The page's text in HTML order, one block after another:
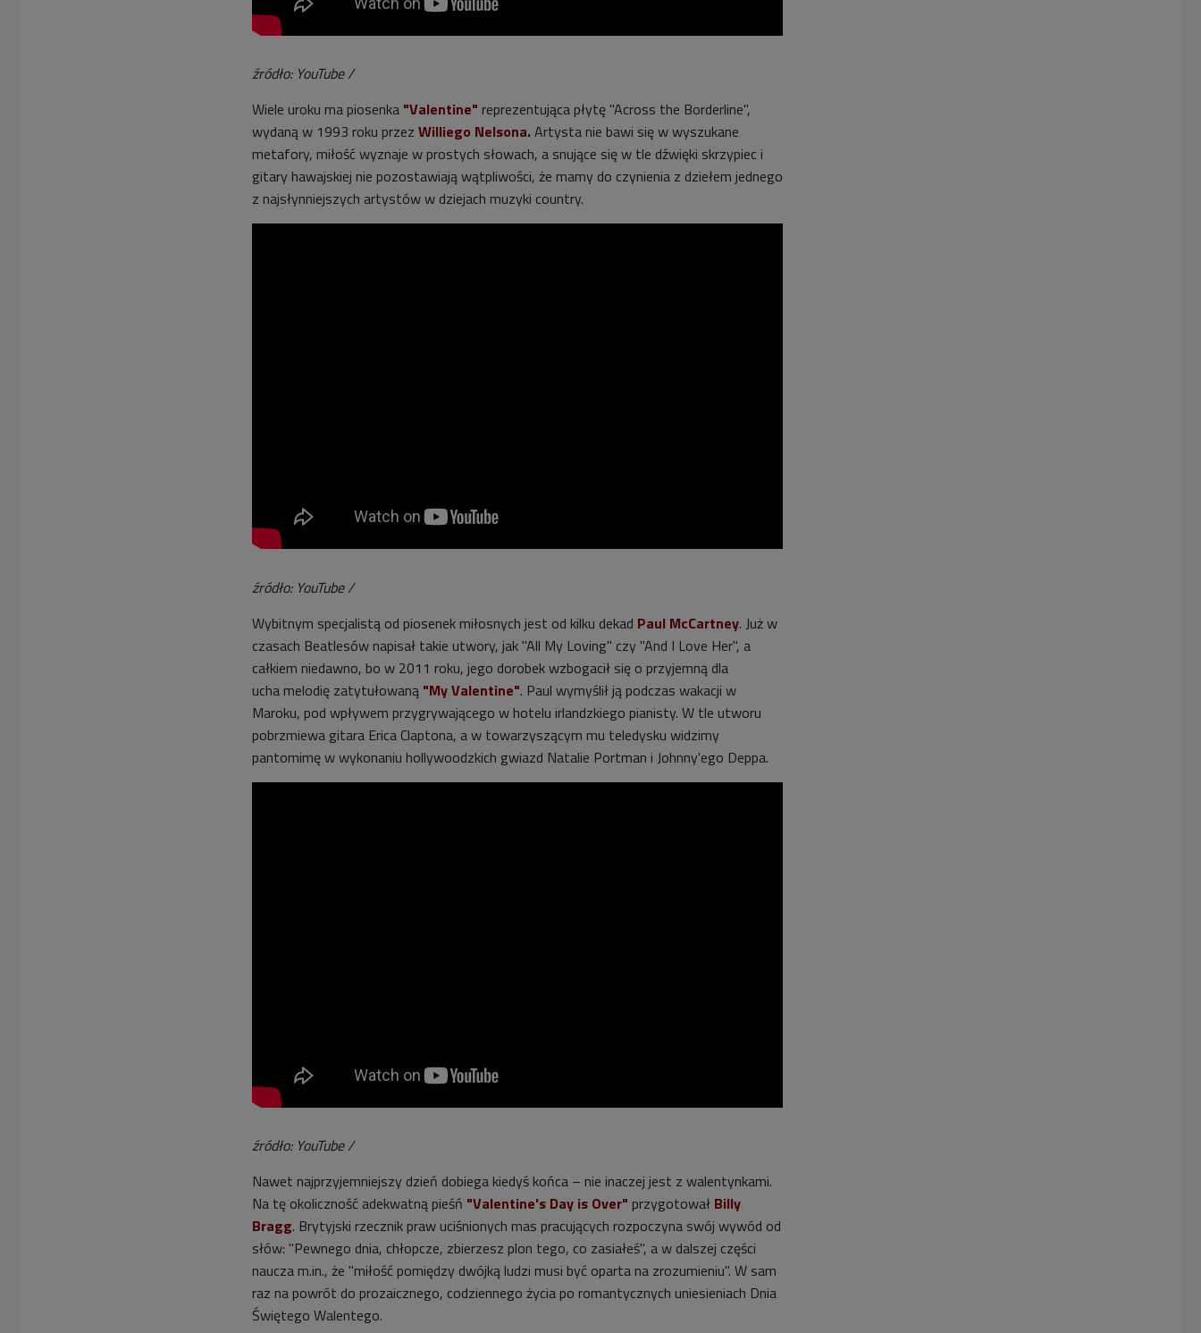
źródło: YouTube /
Wiele uroku ma piosenka "Valentine" reprezentująca płytę "Across the Borderline",
wydaną w 1993 roku przez Williego Nelsona. Artysta nie bawi się w wyszukane
metafory, miłość wyznaje w prostych słowach, a snujące się w tle dźwięki skrzypiec i
gitary hawajskiej nie pozostawiają wątpliwości, że mamy do czynienia z dziełem jednego
z najsłynniejszych artystów w dziejach muzyki country.
źródło: YouTube /
Wybitnym specjalistą od piosenek miłosnych jest od kilku dekad Paul McCartney. Już w
czasach Beatlesów napisał takie utwory, jak "All My Loving" czy "And I Love Her", a
całkiem niedawno, bo w 2011 roku, jego dorobek wzbogacił się o przyjemną dla
ucha melodię zatytułowaną "My Valentine". Paul wymyślił ją podczas wakacji w
Maroku, pod wpływem przygrywającego w hotelu irlandzkiego pianisty. W tle utworu
pobrzmiewa gitara Erica Claptona, a w towarzyszącym mu teledysku widzimy
pantomimę w wykonaniu hollywoodzkich gwiazd Natalie Portman i Johnny'ego Deppa.
źródło: YouTube /
Nawet najprzyjemniejszy dzień dobiega kiedyś końca – nie inaczej jest z walentynkami.
Na tę okoliczność adekwatną pieśń "Valentine's Day is Over" przygotował Billy
Bragg. Brytyjski rzecznik praw uciśnionych mas pracujących rozpoczyna swój wywód od
słów: "Pewnego dnia, chłopcze, zbierzesz plon tego, co zasiałeś", a w dalszej części
naucza m.in., że "miłość pomiędzy dwójką ludzi musi być oparta na zrozumieniu". W sam
raz na powrót do prozaicznego, codziennego życia po romantycznych uniesieniach Dnia
Świętego Walentego.